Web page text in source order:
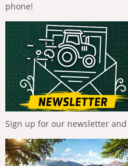
phone!
Sign up for our newsletter